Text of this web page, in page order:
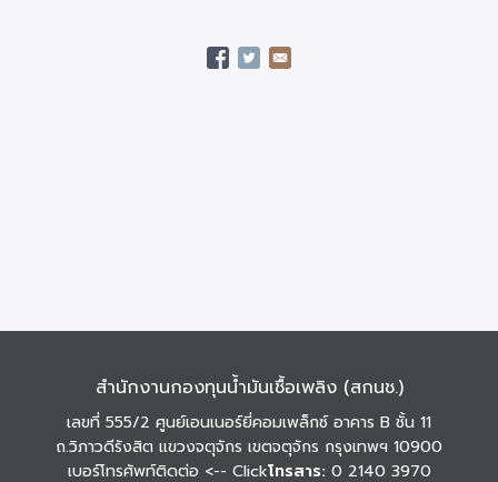
สำนักงานกองทุนน้ำมันเชื้อเพลิง (สกนช.)
เลขที่ 555/2 ศูนย์เอนเนอร์ยี่คอมเพล็กซ์ อาคาร B ชั้น 11
ถ.วิภาวดีรังสิต แขวงจตุจักร เขตจตุจักร กรุงเทพฯ 10900
เบอร์โทรศัพท์ติดต่อ <-- Clickโทรสาร: 0 2140 3970